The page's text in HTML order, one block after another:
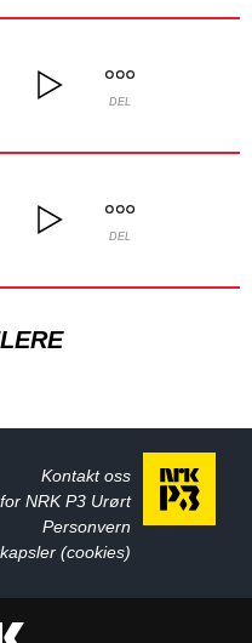
DEL
DEL
Kontakt oss
NRK P3 Urørt
Personvern
(cookies)